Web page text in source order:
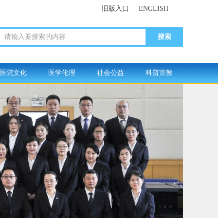
旧版入口 ENGLISH
请输入要搜索的内容
医院文化 医学伦理 社会公益 科普宣教